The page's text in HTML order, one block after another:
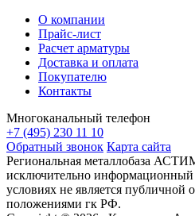
О компании
Прайс-лист
Расчет арматуры
Доставка и оплата
Покупателю
Контакты
Многоканальный телефон
+7 (495) 230 11 10
Обратный звонок Карта сайта
Региональная металлобаза
исключительно информационный
условиях не является публичной
положениями гк РФ.